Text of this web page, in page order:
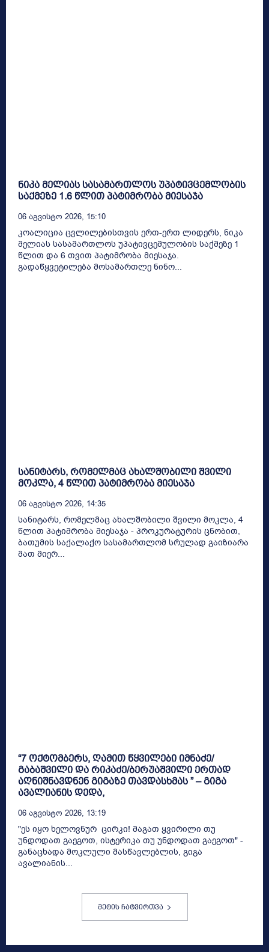
ნიკა მელიას სასამართლოს უპატივცემლობის
საქმეზე 1.6 წლით პატიმრობა მიესაჯა
06 Აგვისტო 2026, 15:10
კოალიცია ცვლილებისთვის ერთ-ერთ ლიდერს, ნიკა
მელიას სასამართლოს უპატივცემულობის საქმეზე 1
წლით და 6 თვით პატიმრობა მიესაჯა.
გადაწყვეტილება მოსამართლე ნინო...
სანიტარს, რომელმაც ახალშობილი შვილი
მოკლა, 4 წლით პატიმრობა მიესაჯა
06 Აგვისტო 2026, 14:35
სანიტარს, რომელმაც ახალშობილი შვილი მოკლა, 4
წლით პატიმრობა მიესაჯა - პროკურატურის ცნობით,
ბათუმის საქალაქო სასამართლომ სრულად გაიზიარა
მათ მიერ...
“7 ოქტომბერს, ღამით წყვილები იმნაძე/
გაბაშვილი და რიკაძე/ბერუაშვილი ერთად
აღნიშნავდნენ გიგაზე თავდასხმას ” – გიგა
ავალიანის დედა,
06 Აგვისტო 2026, 13:19
"ეს იყო ხელოვნურ ცირკი! მაგათ ყვირილი თუ
უნდოდათ გაეგოთ, ისტერიკა თუ უნდოდათ გაეგოთ" -
განაცხადა მოკლული მასწავლებლის, გიგა
ავალიანის...
მეტის ჩატვირთვა